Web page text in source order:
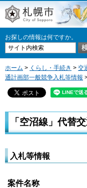
札幌市
お探しの情報は何ですか。
ホーム > くらし・手続き > 交
通計画部一般競争入札等情報
「空沼線」代替
入札等情報
案件名称